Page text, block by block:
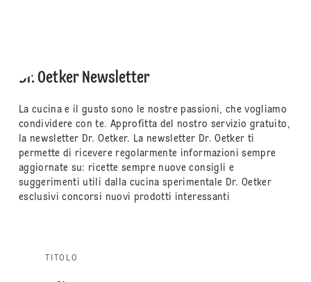
Dr. Oetker Newsletter
La cucina e il gusto sono le nostre passioni, che vogliamo
condividere con te. Approfitta del nostro servizio gratuito,
la newsletter Dr. Oetker. La newsletter Dr. Oetker ti
permette di ricevere regolarmente informazioni sempre
aggiornate su: ricette sempre nuove consigli e
suggerimenti utili dalla cucina sperimentale Dr. Oetker
esclusivi concorsi nuovi prodotti interessanti
TITOLO